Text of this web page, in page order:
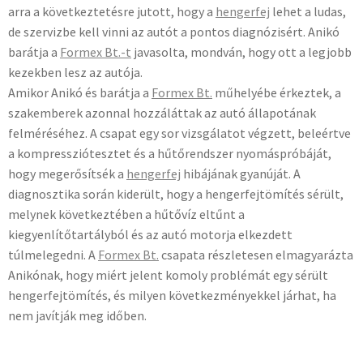
arra a következtetésre jutott, hogy a hengerfej lehet a ludas,
de szervizbe kell vinni az autót a pontos diagnózisért. Anikó
barátja a Formex Bt.-t javasolta, mondván, hogy ott a legjobb
kezekben lesz az autója.
Amikor Anikó és barátja a Formex Bt. műhelyébe érkeztek, a
szakemberek azonnal hozzáláttak az autó állapotának
felméréséhez. A csapat egy sor vizsgálatot végzett, beleértve
a kompressziótesztet és a hűtőrendszer nyomáspróbáját,
hogy megerősítsék a hengerfej hibájának gyanúját. A
diagnosztika során kiderült, hogy a hengerfejtömítés sérült,
melynek következtében a hűtővíz eltűnt a
kiegyenlítőtartályból és az autó motorja elkezdett
túlmelegedni. A Formex Bt. csapata részletesen elmagyarázta
Anikónak, hogy miért jelent komoly problémát egy sérült
hengerfejtömítés, és milyen következményekkel járhat, ha
nem javítják meg időben.